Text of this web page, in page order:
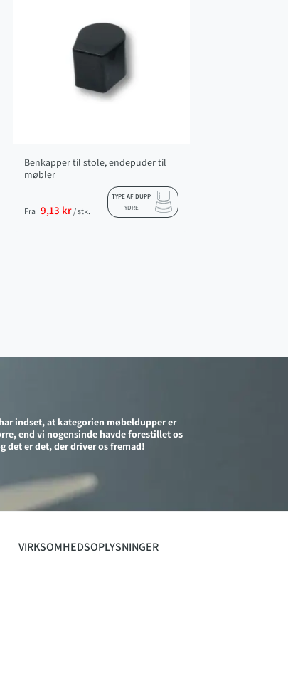
Benkapper til stole, endepuder til
møbler
Fra 9,13 kr / stk.
TYPE AF DUPP
YDRE
indset, at kategorien møbeldupper er
end vi nogensinde havde forestillet os
det er det, der driver os fremad!
VIRKSOMHEDSOPLYSNINGER